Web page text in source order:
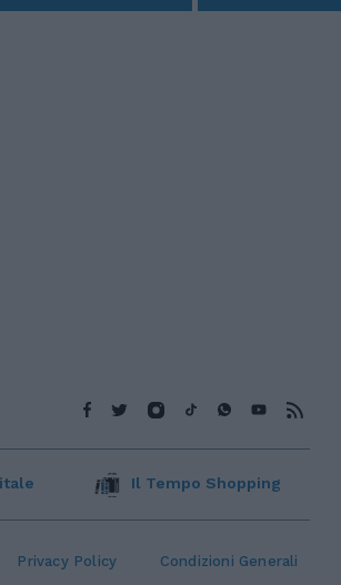
Privacy Policy Condizioni Generali
Il Tempo Shopping